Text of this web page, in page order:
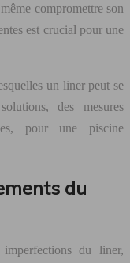
compromettre son
est crucial pour une
un liner peut se
des mesures
pour une piscine
du
du liner,